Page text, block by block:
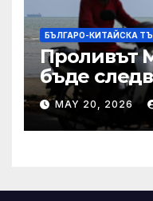
БЪЛГАРО-КИТАЙСКА
Проливът
бъде
Азия не
MAY 20, 2026